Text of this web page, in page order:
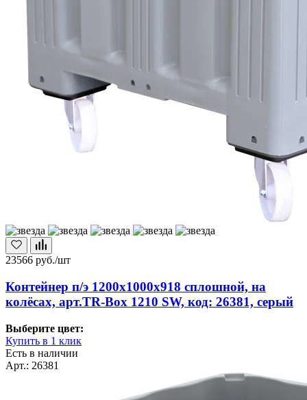
23566 руб./шт
Контейнер п/э 1200х1000х918 сплошной, на
колёсах, арт.TR-Box 1210 SW, код: 26381, серый
Выберите цвет:
Купить в 1 клик
Есть в наличии
Арт.: 26381